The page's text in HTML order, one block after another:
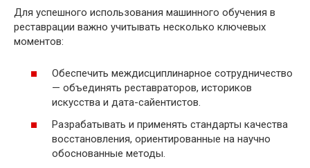
Для успешного использования машинного обучения в
реставрации важно учитывать несколько ключевых
моментов:
Обеспечить междисциплинарное сотрудничество
— объединять реставраторов, историков
искусства и дата-сайентистов.
Разрабатывать и применять стандарты качества
восстановления, ориентированные на научно
обоснованные методы.